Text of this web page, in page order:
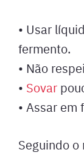
• Usar
fermento.
• Não
• Sovar
• Assar em
Seguindo